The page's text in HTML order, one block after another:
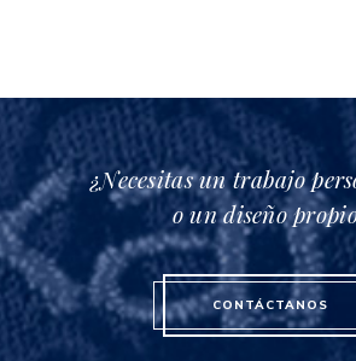
¿Necesitas un trabajo
o un diseño
CONTÁCTANOS